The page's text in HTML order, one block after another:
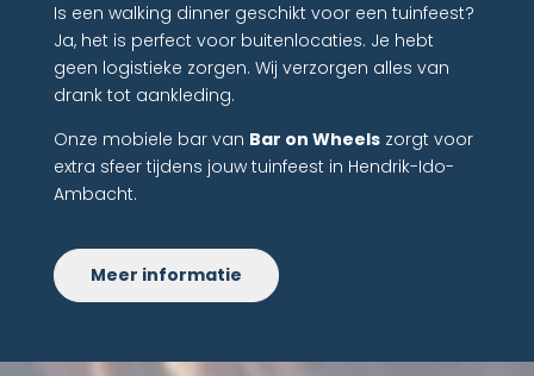
Is een walking dinner geschikt voor een tuinfeest?
Ja, het is perfect voor buitenlocaties. Je hebt
geen logistieke zorgen. Wij verzorgen alles van
drank tot aankleding.
Onze mobiele bar van Bar on Wheelszorgt voor
extra sfeer tijdens jouw tuinfeest in Hendrik-Ido-
Ambacht.
Meer informatie